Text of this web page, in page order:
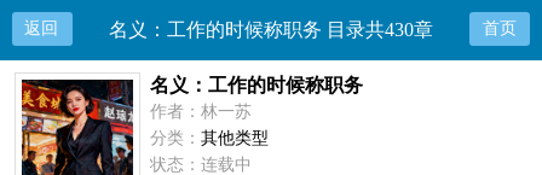
返回 名义：工作的时候称职务 目录共430章 首页
名义：工作的时候称职务
作者：林一苏
分类：其他类型
状态：连载中